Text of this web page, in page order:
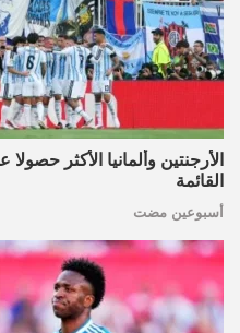
الأرجنتين وألمانيا الأكثر
القائمة
أسبوعين مضت